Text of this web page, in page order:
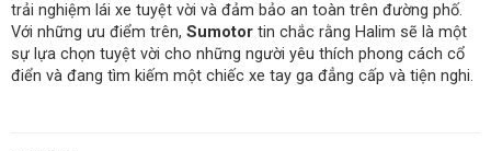
trải nghiệm lái xe tuyệt vời và đảm bảo an toàn trên đường phố.
Với những ưu điểm trên, Sumotor tin chắc rằng Halim sẽ là một
sự lựa chọn tuyệt vời cho những người yêu thích phong cách cổ
điển và đang tìm kiếm một chiếc xe tay ga đẳng cấp và tiện nghi.